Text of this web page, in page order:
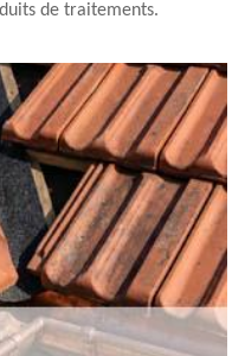
de traitements.